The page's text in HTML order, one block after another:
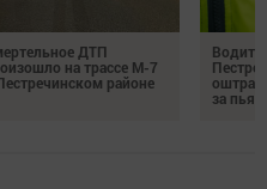
ДТП
на трассе М-7
районе
за